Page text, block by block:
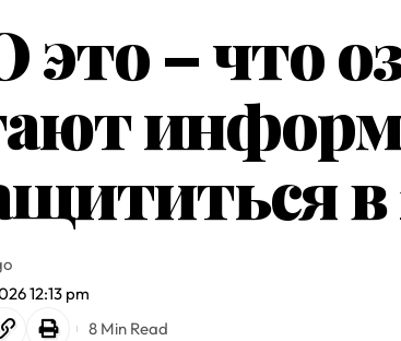
– что
в
12:13 pm
8 Min Read